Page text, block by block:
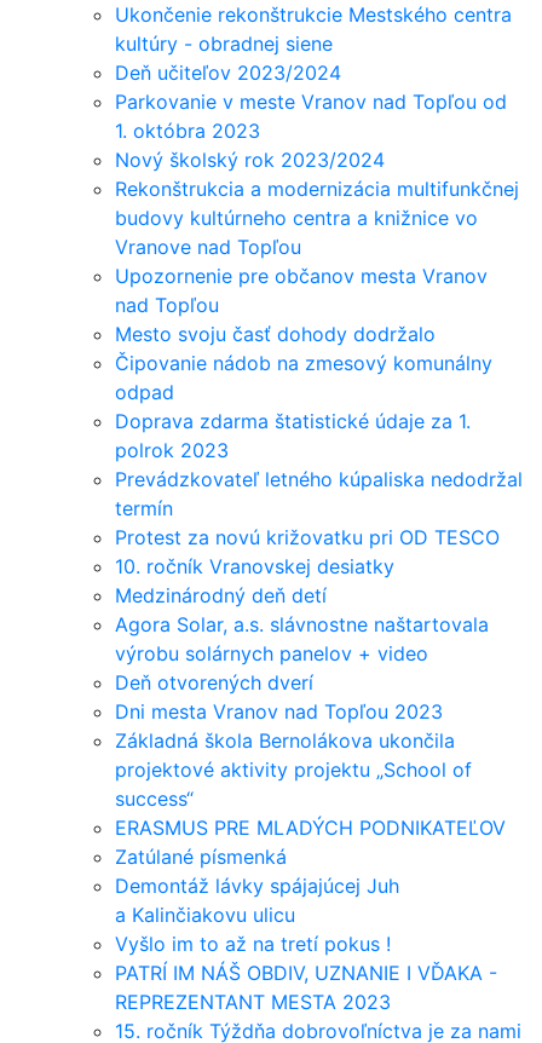
Ukončenie rekonštrukcie Mestského centra
kultúry - obradnej siene
Deň učiteľov 2023/2024
Parkovanie v meste Vranov nad Topľou od
1. októbra 2023
Nový školský rok 2023/2024
Rekonštrukcia a modernizácia multifunkčnej
budovy kultúrneho centra a knižnice vo
Vranove nad Topľou
Upozornenie pre občanov mesta Vranov
nad Topľou
Mesto svoju časť dohody dodržalo
Čipovanie nádob na zmesový komunálny
odpad
Doprava zdarma štatistické údaje za 1.
polrok 2023
Prevádzkovateľ letného kúpaliska nedodržal
termín
Protest za novú križovatku pri OD TESCO
10. ročník Vranovskej desiatky
Medzinárodný deň detí
Agora Solar, a.s. slávnostne naštartovala
výrobu solárnych panelov + video
Deň otvorených dverí
Dni mesta Vranov nad Topľou 2023
Základná škola Bernolákova ukončila
projektové aktivity projektu „School of
success“
ERASMUS PRE MLADÝCH PODNIKATEĽOV
Zatúlané písmenká
Demontáž lávky spájajúcej Juh
a Kalinčiakovu ulicu
Vyšlo im to až na tretí pokus !
PATRÍ IM NÁŠ OBDIV, UZNANIE I VĎAKA -
REPREZENTANT MESTA 2023
15. ročník Týždňa dobrovoľníctva je za nami